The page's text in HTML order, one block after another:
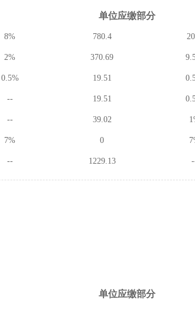
单位应缴部分
8% 780.4
2% 370.69
0.5% 19.51
-- 19.51
-- 39.02
7% 0
-- 1229.13
单位应缴部分